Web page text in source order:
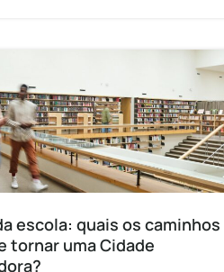
escola: quais os caminhos
tornar uma Cidade